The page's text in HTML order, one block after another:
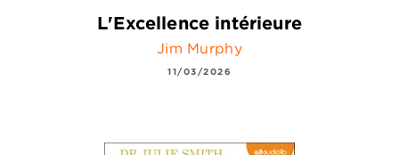
L'Excellence intérieure
Jim Murphy
11/03/2026